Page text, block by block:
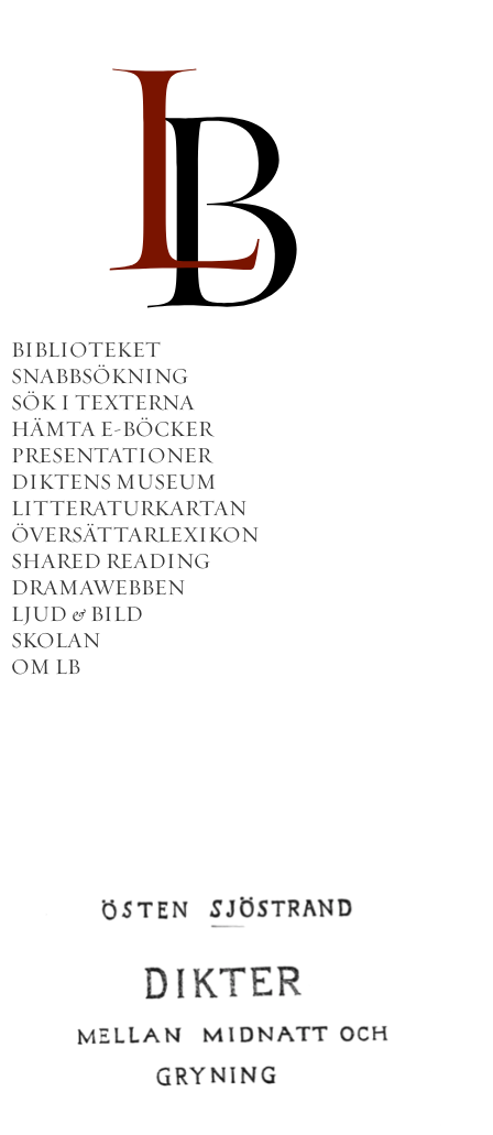
BIBLIOTEKET
SNABBSÖKNING
SÖK I TEXTERNA
HÄMTA E-BÖCKER
PRESENTATIONER
DIKTENS MUSEUM
LITTERATURKARTAN
ÖVERSÄTTARLEXIKON
SHARED READING
DRAMAWEBBEN
LJUD & BILD
SKOLAN
OM LB